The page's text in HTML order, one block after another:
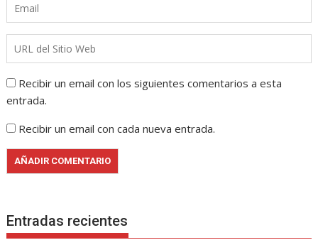
Recibir un email con los siguientes comentarios a esta
entrada.
Recibir un email con cada nueva entrada.
Entradas recientes